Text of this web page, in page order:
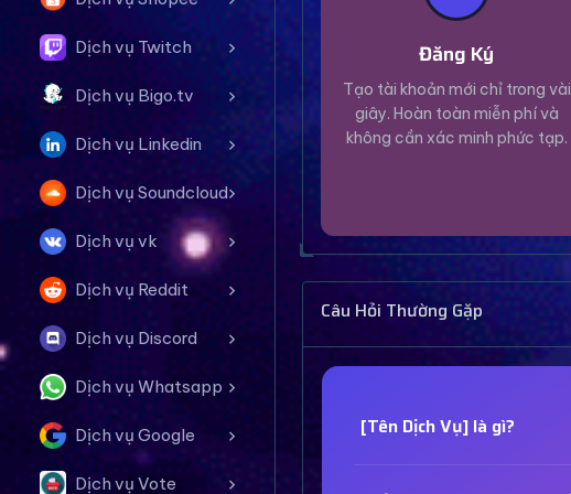
Dịch vụ Twitch
Dịch vụ Bigo.tv
Dịch vụ Linkedin
Dịch vụ Soundcloud
Dịch vụ vk
Dịch vụ Reddit
Dịch vụ Discord
Dịch vụ Whatsapp
Dịch vụ Google
Dịch vụ Vote
Đăng Ký
Tạo tài khoản mới chỉ trong vài
giây. Hoàn toàn miễn phí và
không cần xác minh phức tạp.
Câu Hỏi Thường Gặp
[Tên Dịch Vụ] là gì?